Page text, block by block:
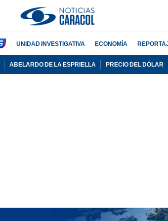
UNIDAD INVESTIGATIVA ECONOMÍA
ABELARDO DE LA ESPRIELLA PRECIO DEL DÓLAR